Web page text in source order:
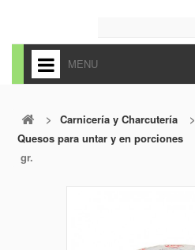
MENU
ALIMENTACIÓN
FRUTAS Y VEDURAS
REFRESCOS
> Carnicería y Charcutería >
Quesos para untar y en porciones
gr.